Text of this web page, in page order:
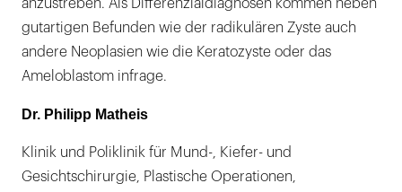
anzustreben. Als Differenzialdiagnosen kommen neben
gutartigen Befunden wie der radikulären Zyste auch
andere Neoplasien wie die Keratozyste oder das
Ameloblastom infrage.
Dr. Philipp Matheis
Klinik und Poliklinik für Mund-, Kiefer- und
Gesichtschirurgie, Plastische Operationen,